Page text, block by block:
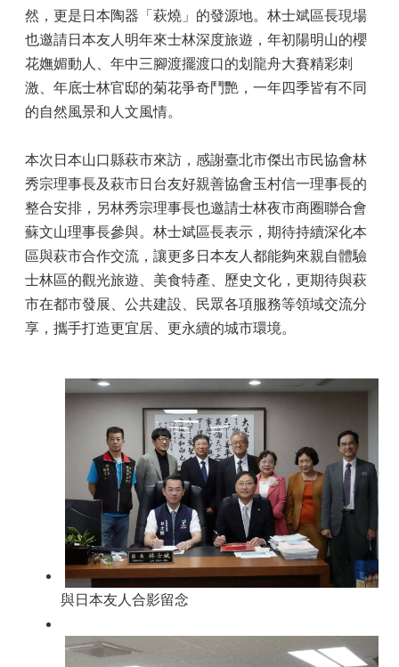
然，更是日本陶器「萩燒」的發源地。林士斌區長現場
也邀請日本友人明年來士林深度旅遊，年初陽明山的櫻
花嫵媚動人、年中三腳渡擺渡口的划龍舟大賽精彩刺
激、年底士林官邸的菊花爭奇鬥艷，一年四季皆有不同
的自然風景和人文風情。
本次日本山口縣萩市來訪，感謝臺北市傑出市民協會林
秀宗理事長及萩市日台友好親善協會玉村信一理事長的
整合安排，另林秀宗理事長也邀請士林夜市商圈聯合會
蘇文山理事長參與。林士斌區長表示，期待持續深化本
區與萩市合作交流，讓更多日本友人都能夠來親自體驗
士林區的觀光旅遊、美食特產、歷史文化，更期待與萩
市在都市發展、公共建設、民眾各項服務等領域交流分
享，攜手打造更宜居、更永續的城市環境。
與日本友人合影留念